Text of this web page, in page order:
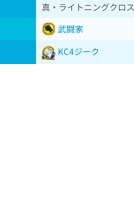
真・ライトニングクロス
武闘家
KC4ジーク